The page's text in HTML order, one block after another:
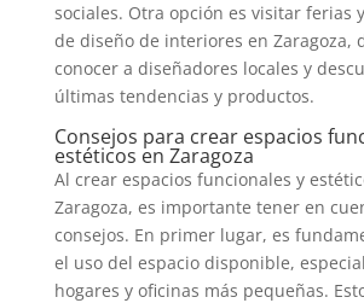
sociales. Otra opción es visitar ferias
de diseño de interiores en Zaragoza,
conocer a diseñadores locales y
últimas tendencias y productos.
Consejos para crear espacios
estéticos en Zaragoza
Al crear espacios funcionales y
Zaragoza, es importante tener en
consejos. En primer lugar, es
el uso del espacio disponible,
hogares y oficinas más pequeñas.